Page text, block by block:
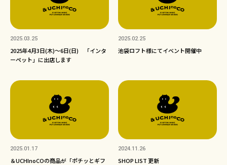
2025.03.25
2025年4月3日(木)〜6日(日) 「インタ
ーペット」に出店します
2025.02.25
池袋ロフト様にてイベント開催中
2025.01.17
＆UCHInoCOの商品が「ポチッとギフ
2024.11.26
SHOP LIST 更新